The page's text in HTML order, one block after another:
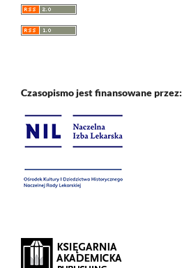
Czasopismo jest finansowane przez: